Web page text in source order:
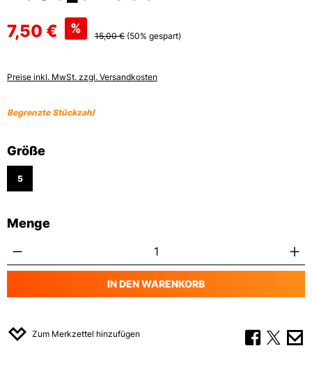
7,50 € %
15,00 € (50% gespart)
Preise inkl. MwSt. zzgl. Versandkosten
Begrenzte Stückzahl
Größeauswählen
5
Menge
Produkt Anzahl: Gib den gewünschten
IN DEN WARENKORB
Zum Merkzettel hinzufügen